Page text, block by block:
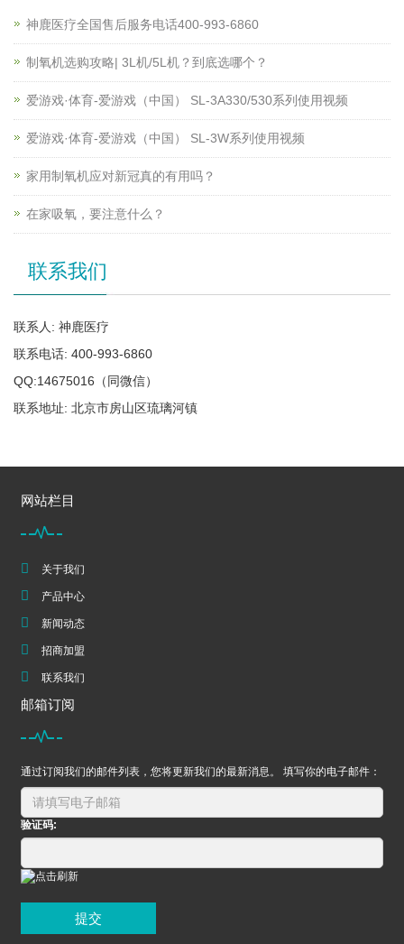
神鹿医疗全国售后服务电话400-993-6860
制氧机选购攻略| 3L机/5L机？到底选哪个？
爱游戏·体育-爱游戏（中国） SL-3A330/530系列使用视频
爱游戏·体育-爱游戏（中国） SL-3W系列使用视频
家用制氧机应对新冠真的有用吗？
在家吸氧，要注意什么？
联系我们
联系人: 神鹿医疗
联系电话: 400-993-6860
QQ:14675016（同微信）
联系地址: 北京市房山区琉璃河镇
网站栏目
关于我们
产品中心
新闻动态
招商加盟
联系我们
邮箱订阅
通过订阅我们的邮件列表，您将更新我们的最新消息。 填写你的电子邮件：
验证码:
提交